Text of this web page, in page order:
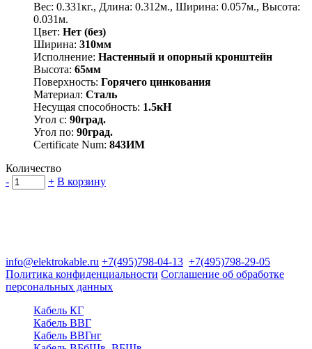
Вес: 0.331кг., Длина: 0.312м., Ширина: 0.057м., Высота:
0.031м.
Цвет: Нет (без)
Ширина: 310мм
Исполнение: Настенный и опорный кронштейн
Высота: 65мм
Поверхность: Горячего цинкования
Материал: Сталь
Несущая способность: 1.5кН
Угол с: 90град.
Угол по: 90град.
Certificate Num: 843ИМ
Количество
-
+ В корзину
info@elektrokable.ru +7(495)798-04-13 +7(495)798-29-05
Политика конфиденциальности Соглашение об обработке
персональных данных
Кабель КГ
Кабель ВВГ
Кабель ВВГнг